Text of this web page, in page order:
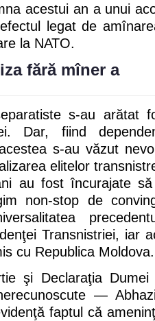
acestui an a unui
legat de
la NATO.
fără mîner a
s-au arătat
Dar, fiind
s-au văzut
elitelor
au fost încurajate să
non-stop de
Transnistriei, iar
cu Republica Moldova.
şi Declaraţia
—
faptul că